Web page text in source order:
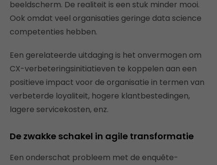
beeldscherm. De realiteit is een stuk minder mooi.
Ook omdat veel organisaties geringe data science
competenties hebben.
Een gerelateerde uitdaging is het onvermogen om
CX-verbeteringsinitiatieven te koppelen aan een
positieve impact voor de organisatie in termen van
verbeterde loyaliteit, hogere klantbestedingen,
lagere servicekosten, enz.
De zwakke schakel in agile transformatie
Een onderschat probleem met de enquête-